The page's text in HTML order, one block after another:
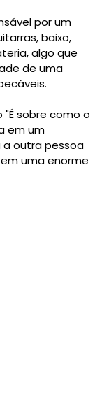
por um
baixo,
algo que
de uma
sobre como o
em um
outra pessoa
uma enorme